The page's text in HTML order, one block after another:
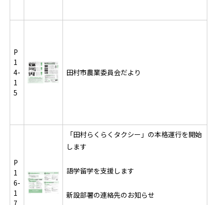
P
1
4-
1
5
田村市農業委員会だより
P
1
6-
1
7
「田村らくらくタクシー」の本格運行を開始
します
語学留学を支援します
新設部署の連絡先のお知らせ